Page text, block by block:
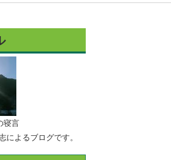
組織案内
村長の部屋
統計・人口
広報きたあいき
寝言
によるブログです。